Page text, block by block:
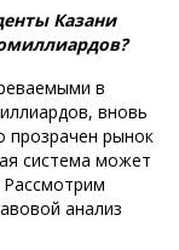
Казани
в
вновь
прозрачен рынок
система может
анализ